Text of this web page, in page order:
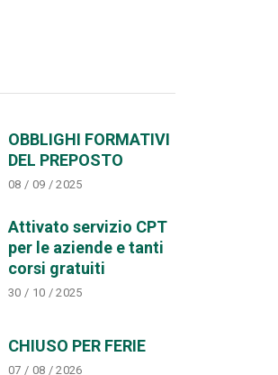
OBBLIGHI FORMATIVI
DEL PREPOSTO
08 / 09 / 2025
Attivato servizio CPT
per le aziende e tanti
corsi gratuiti
30 / 10 / 2025
CHIUSO PER FERIE
07 / 08 / 2026